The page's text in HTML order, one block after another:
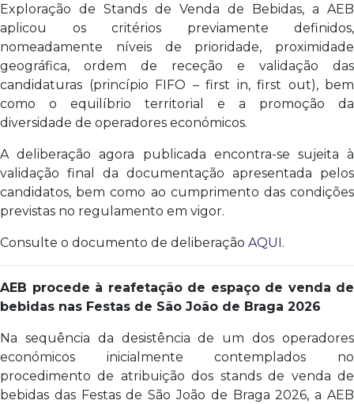
Exploração de Stands de Venda de Bebidas, a AEB
aplicou os critérios previamente definidos,
nomeadamente níveis de prioridade, proximidade
geográfica, ordem de receção e validação das
candidaturas (princípio FIFO – first in, first out), bem
como o equilíbrio territorial e a promoção da
diversidade de operadores económicos.
A deliberação agora publicada encontra-se sujeita à
validação final da documentação apresentada pelos
candidatos, bem como ao cumprimento das condições
previstas no regulamento em vigor.
Consulte o documento de deliberação AQUI.
AEB procede à reafetação de espaço de venda de
bebidas nas Festas de São João de Braga 2026
Na sequência da desistência de um dos operadores
económicos inicialmente contemplados no
procedimento de atribuição dos stands de venda de
bebidas das Festas de São João de Braga 2026, a AEB